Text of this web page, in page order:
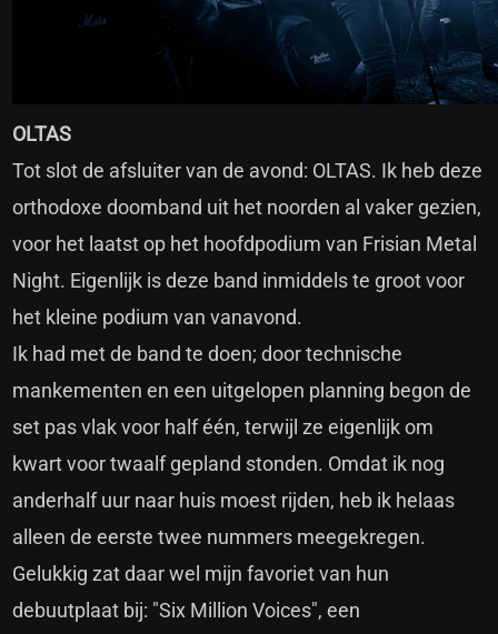
OLTAS
Tot slot de afsluiter van de avond: OLTAS. Ik heb deze
orthodoxe doomband uit het noorden al vaker gezien,
voor het laatst op het hoofdpodium van Frisian Metal
Night. Eigenlijk is deze band inmiddels te groot voor
het kleine podium van vanavond.
Ik had met de band te doen; door technische
mankementen en een uitgelopen planning begon de
set pas vlak voor half één, terwijl ze eigenlijk om
kwart voor twaalf gepland stonden. Omdat ik nog
anderhalf uur naar huis moest rijden, heb ik helaas
alleen de eerste twee nummers meegekregen.
Gelukkig zat daar wel mijn favoriet van hun
debuutplaat bij: "Six Million Voices", een